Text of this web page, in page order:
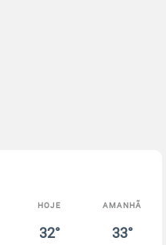
HOJE AMANHÃ
32° 33°